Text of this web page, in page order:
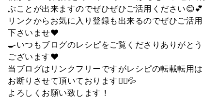
ぶことが出来ますのでぜひぜひご活用ください😊💕
リンクからお気に入り登録も出来るのでぜひご活用
下さいませ❤
🍳いつもブログのレシピをご覧くださりありがとう
ございます❤
当ブログはリンクフリーですがレシピの転載転用は
お断りさせて頂いております🙇‍♀💦
よろしくお願い致します！